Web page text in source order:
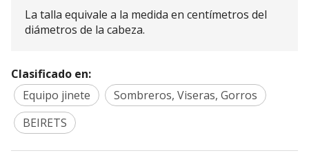
La talla equivale a la medida en centímetros del
diámetros de la cabeza.
Clasificado en:
Equipo jinete
Sombreros, Viseras, Gorros
BEIRETS